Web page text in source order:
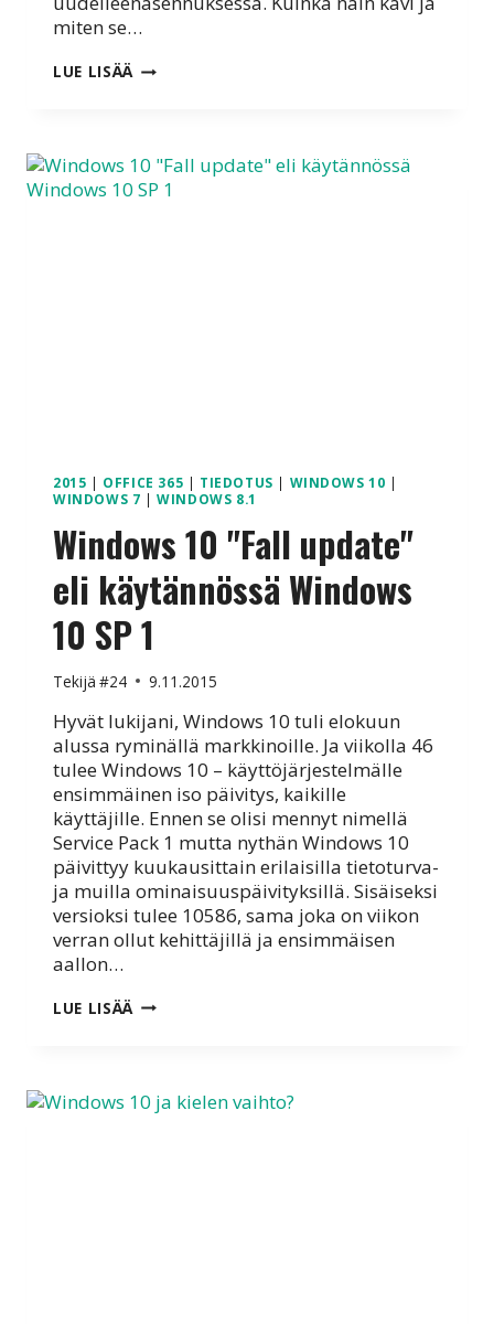
miten se…
LUE LISÄÄ ACCESS
365
BUSINESS
PREMIUM
2015 | OFFICE 365 | TIEDOTUS | WINDOWS 10 |
WINDOWS 7 |WINDOWS 8.1
Windows 10 "Fall update"
eli käytännössä Windows
10 SP 1
Tekijä #24 9.11.2015
Hyvät lukijani, Windows 10 tuli elokuun
alussa ryminällä markkinoille. Ja viikolla 46
tulee Windows 10 – käyttöjärjestelmälle
ensimmäinen iso päivitys, kaikille
käyttäjille. Ennen se olisi mennyt nimellä
Service Pack 1 mutta nythän Windows 10
päivittyy kuukausittain erilaisilla tietoturva-
ja muilla ominaisuuspäivityksillä. Sisäiseksi
versioksi tulee 10586, sama joka on viikon
verran ollut kehittäjillä ja ensimmäisen
aallon…
LUE LISÄÄ WINDOWS
KÄYTÄNNÖSSÄ
WINDOWS